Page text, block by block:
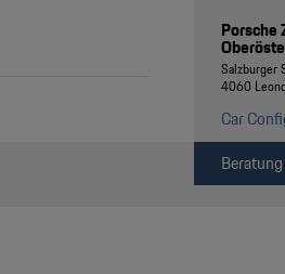
Porsche
Salzburger
4060
Car